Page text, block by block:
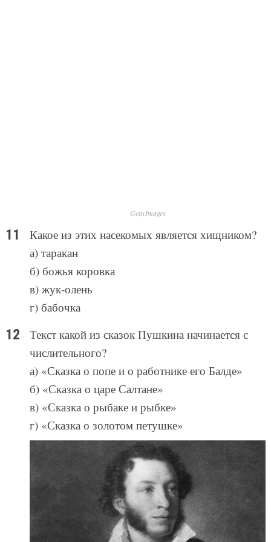
GettyImages
Какое из этих насекомых является хищником?
а) таракан
б) божья коровка
в) жук-олень
г) бабочка
Текст какой из сказок Пушкина начинается с
числительного?
а) «Сказка о попе и о работнике его Балде»
б) «Сказка о царе Салтане»
в) «Сказка о рыбаке и рыбке»
г) «Сказка о золотом петушке»